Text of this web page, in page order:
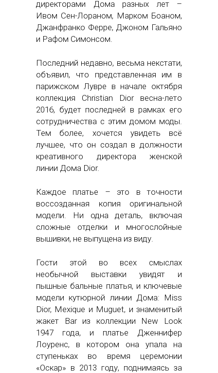
директорами Дома разных лет –
Ивом Сен-Лораном, Марком Боаном,
Джанфранко Ферре, Джоном Гальяно
и Рафом Симонсом.
Последний недавно, весьма некстати,
объявил, что представленная им в
парижском Лувре в начале октября
коллекция Christian Dior весна-лето
2016, будет последней в рамках его
сотрудничества с этим домом моды.
Тем более, хочется увидеть всё
лучшее, что он создал в должности
креативного директора женской
линии Дома Dior.
Каждое платье – это в точности
воссозданная копия оригинальной
модели. Ни одна деталь, включая
сложные отделки и многослойные
вышивки, не выпущена из виду.
Гости этой во всех смыслах
необычной выставки увидят и
пышные бальные платья, и ключевые
модели кутюрной линии Дома: Miss
Dior, Mexique и Muguet, и знаменитый
жакет Bar из коллекции New Look
1947 года, и платье Дженнифер
Лоуренс, в котором она упала на
ступеньках во время церемонии
«Оскар» в 2013 году, поднимаясь за